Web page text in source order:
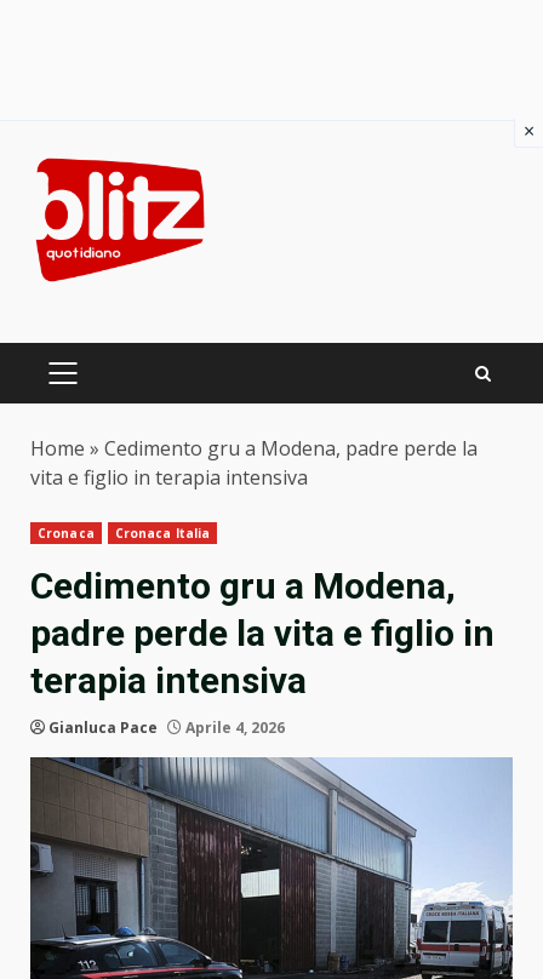
content
PRIMARY
Home » Cedimento gru a Modena, padre perde la
vita e figlio in terapia intensiva
Cronaca Cronaca Italia
Cedimento gru a Modena,
padre perde la vita e figlio in
terapia intensiva
Gianluca Pace Aprile 4, 2026
×